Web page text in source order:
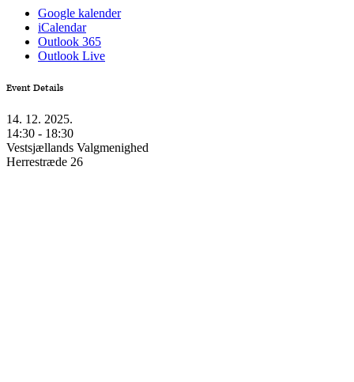
Google kalender
iCalendar
Outlook 365
Outlook Live
Event Details
14. 12. 2025.
14:30 - 18:30
Vestsjællands Valgmenighed
Herrestræde 26